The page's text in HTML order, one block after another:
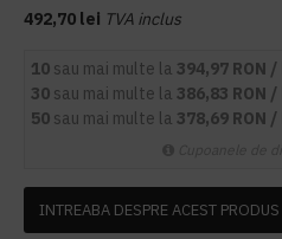
492,70 lei TVA inclus
10 sau mai multe la 394,97 RON
30 sau mai multe la 386,83 RON
50 sau mai multe la 378,69 RON
INTREABA DESPRE ACEST PRODUS